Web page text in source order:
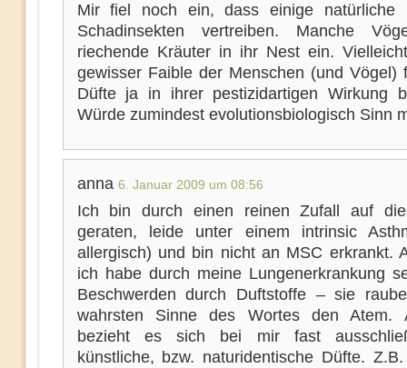
Mir fiel noch ein, dass einige natürliche
Schadinsekten vertreiben. Manche
riechende Kräuter in ihr Nest ein.
gewisser Faible der Menschen (und Vögel)
Düfte ja in ihrer pestizidartigen Wirkung
Würde zumindest evolutionsbiologisch Sinn
anna 6. Januar 2009 um 08:56
Ich bin durch einen reinen Zufall auf
geraten, leide unter einem intrinsic
allergisch) und bin nicht an MSC erkrankt.
ich habe durch meine Lungenerkrankung
Beschwerden durch Duftstoffe – sie
wahrsten Sinne des Wortes den Atem.
bezieht es sich bei mir fast
künstliche, bzw. naturidentische Düfte.